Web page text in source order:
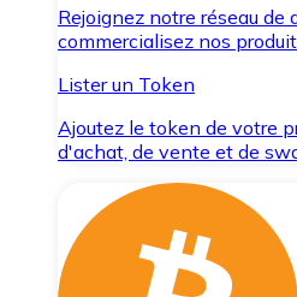
Rejoignez notre réseau de
commercialisez nos
Lister un Token
Ajoutez le token de votre
d'achat, de vente et de